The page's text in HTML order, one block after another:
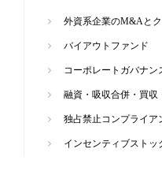
外資系企業のM&Aと
バイアウトファンド
コーポレートガバナン
融資・吸収合併・買収
独占禁止コンプライア
インセンティブストッ